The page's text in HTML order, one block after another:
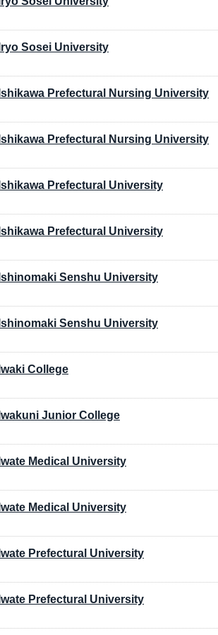
Iryo Sosei University
Ishikawa Prefectural Nursing University
Ishikawa Prefectural Nursing University
Ishikawa Prefectural University
Ishikawa Prefectural University
Ishinomaki Senshu University
Ishinomaki Senshu University
Iwaki College
Iwakuni Junior College
Iwate Medical University
Iwate Medical University
Iwate Prefectural University
Iwate Prefectural University